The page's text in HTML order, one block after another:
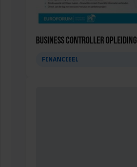
Business Controller Opleiding
FINANCIEEL